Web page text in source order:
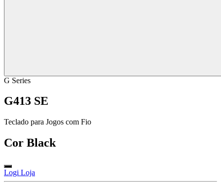
G Series
G413 SE
Teclado para Jogos com Fio
Cor Black
Logi Loja